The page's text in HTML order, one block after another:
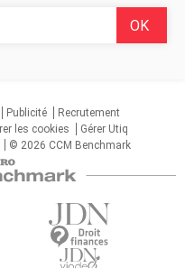
Publicité
Recrutement
les cookies
Gérer Utiq
© 2026 CCM Benchmark